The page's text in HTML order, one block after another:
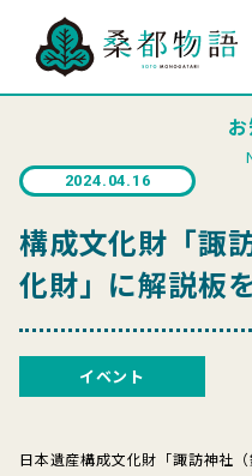
2024.04.16
構成文化財「諏
化財」に解説板
イベント
日本遺産構成文化財「諏訪神社